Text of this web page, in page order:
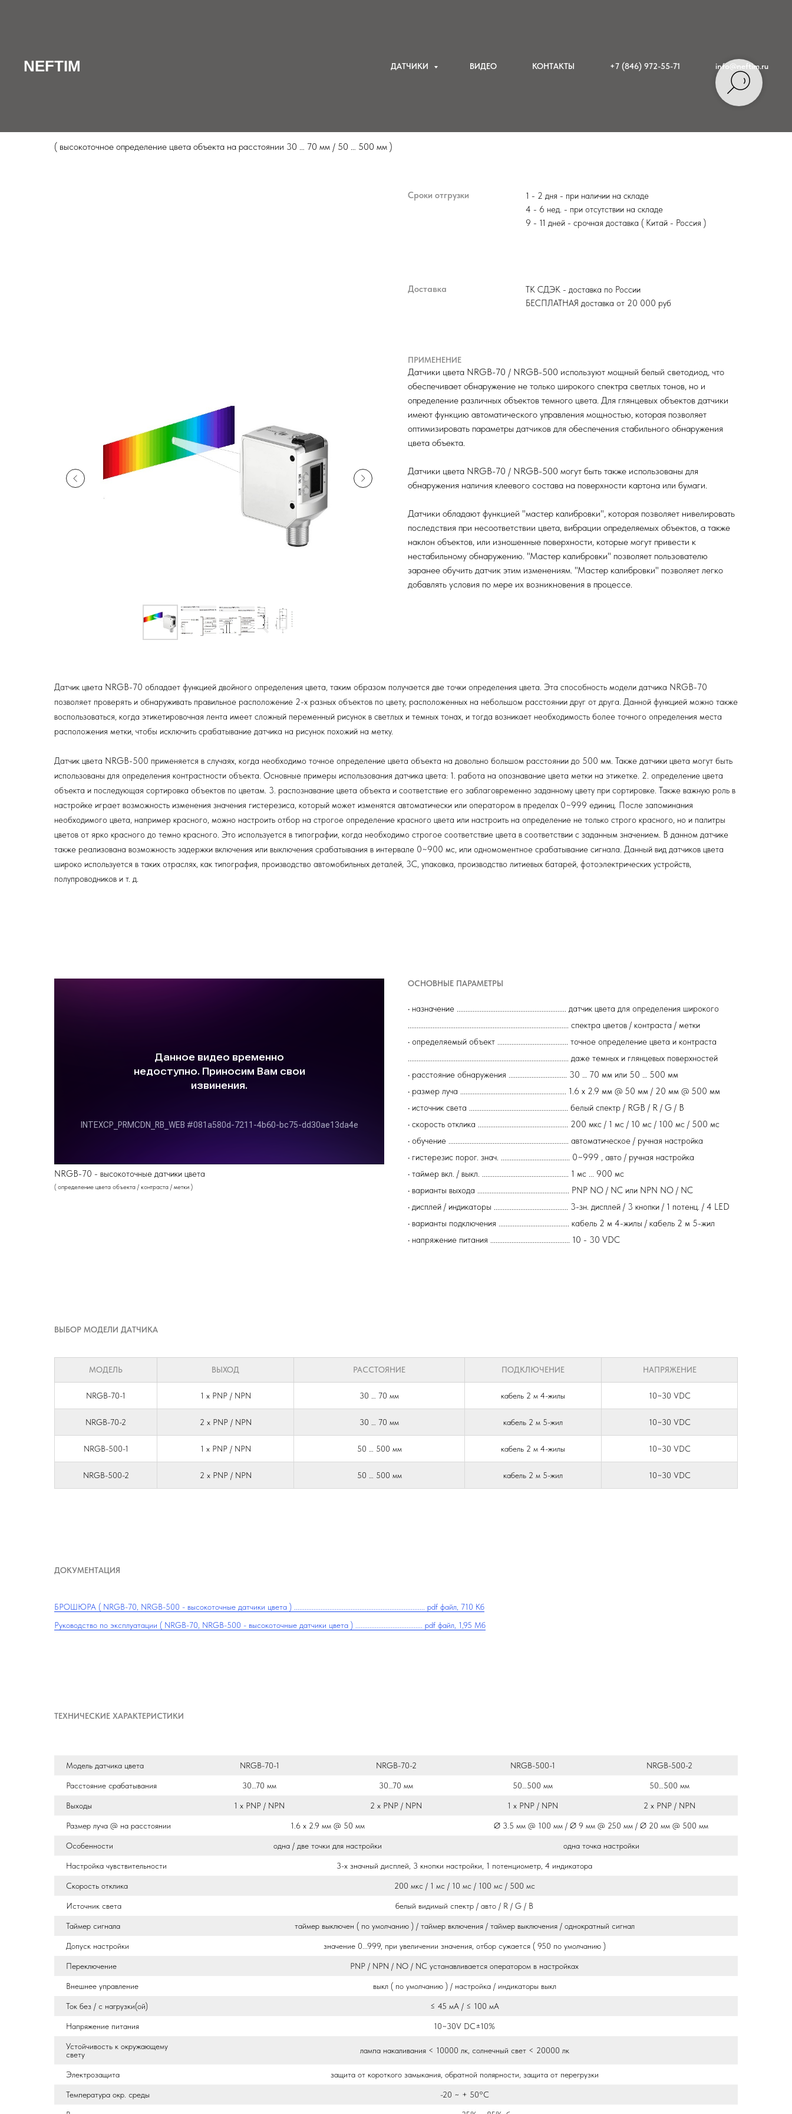
NEFTIM ДАТЧИКИ ВИДЕО КОНТАКТЫ +7 (846) 972-55-71 info@neftim.ru
( высокоточное определение цвета объекта на расстоянии 30 … 70 мм / 50 … 500 мм )
Сроки отгрузки
1 - 2 дня - при наличии на складе
4 - 6 нед. - при отсутствии на складе
9 - 11 дней - срочная доставка ( Китай - Россия )
Доставка
ТК СДЭК - доставка по России
БЕСПЛАТНАЯ доставка от 20 000 руб
ПРИМЕНЕНИЕ
Датчики цвета NRGB-70 / NRGB-500 используют мощный белый светодиод, что
обеспечивает обнаружение не только широкого спектра светлых тонов, но и
определение различных объектов темного цвета. Для глянцевых объектов датчики
имеют функцию автоматического управления мощностью, которая позволяет
оптимизировать параметры датчиков для обеспечения стабильного обнаружения
цвета объекта.
Датчики цвета NRGB-70 / NRGB-500 могут быть также использованы для
обнаружения наличия клеевого состава на поверхности картона или бумаги.
Датчики обладают функцией "мастер калибровки", которая позволяет нивелировать
последствия при несоответствии цвета, вибрации определяемых объектов, а также
наклон объектов, или изношенные поверхности, которые могут привести к
нестабильному обнаружению. "Мастер калибровки" позволяет пользователю
заранее обучить датчик этим изменениям. "Мастер калибровки" позволяет легко
добавлять условия по мере их возникновения в процессе. ​
Датчик цвета NRGB-70 обладает функцией двойного определения цвета, таким образом получается две точки определения цвета. Эта способность модели датчика NRGB-70
позволяет проверять и обнаруживать правильное расположение 2-х разных объектов по цвету, расположенных на небольшом расстоянии друг от друга. Данной функцией можно также
воспользоваться, когда этикетировочная лента имеет сложный переменный рисунок в светлых и темных тонах, и тогда возникает необходимость более точного определения места
расположения метки, чтобы исключить срабатывание датчика на рисунок похожий на метку.
Датчик цвета NRGB-500 применяется в случаях, когда необходимо точное определение цвета объекта на довольно большом расстоянии до 500 мм. Также датчики цвета могут быть
использованы для определения контрастности объекта. Основные примеры использования датчика цвета: 1. работа на опознавание цвета метки на этикетке. 2. определение цвета
объекта и последующая сортировка объектов по цветам. 3. распознавание цвета объекта и соответствие его заблаговременно заданному цвету при сортировке. Также важную роль в
настройке играет возможность изменения значения гистерезиса, который может изменятся автоматически или оператором в пределах 0~999 единиц. После запоминания
необходимого цвета, например красного, можно настроить отбор на строгое определение красного цвета или настроить на определение не только строго красного, но и палитры
цветов от ярко красного до темно красного. Это используется в типографии, когда необходимо строгое соответствие цвета в соответствии с заданным значением. В данном датчике
также реализована возможность задержки включения или выключения срабатывания в интервале 0~900 мс, или одномоментное срабатывание сигнала. Данный вид датчиков цвета
широко используется в таких отраслях, как типография, производство автомобильных деталей, 3C, упаковка, производство литиевых батарей, фотоэлектрических устройств,
полупроводников и т. д.
NRGB-70 - высокоточные датчики цвета
( определение цвета объекта / контраста / метки )
ОСНОВНЫЕ ПАРАМЕТРЫ
• назначение .............................................................. датчик цвета для определения широкого
........................................................................................... спектра цветов / контраста / метки
• определяемый объект ........................................ точное определение цвета и контраста
........................................................................................... даже темных и глянцевых поверхностей
• расстояние обнаружения ................................. 30 … 70 мм или 50 … 500 мм
• размер луча ............................................................ 1.6 х 2.9 мм @ 50 мм / 20 мм @ 500 мм
• источник света ........................................................ белый спектр / RGB / R / G / B
• скорость отклика ................................................... 200 мкс / 1 мс / 10 мс / 100 мс / 500 мс
• обучение .................................................................... автоматическое / ручная настройка
• гистерезис порог. знач. ....................................... 0~999 , авто / ручная настройка
• таймер вкл. / выкл. ................................................. 1 мс ... 900 мс
• варианты выхода .................................................... PNP NO / NC или NPN NO / NC
• дисплей / индикаторы .......................................... 3-зн. дисплей / 3 кнопки / 1 потенц. / 4 LED
• варианты подключения ........................................ кабель 2 м 4-жилы / кабель 2 м 5-жил
• напряжение питания ............................................. 10 - 30 VDC
ВЫБОР МОДЕЛИ ДАТЧИКА
МОДЕЛЬ ВЫХОД РАССТОЯНИЕ ПОДКЛЮЧЕНИЕ НАПРЯЖЕНИЕ
NRGB-70-1 1 х PNP / NPN 30 … 70 мм кабель 2 м 4-жилы 10~30 VDC
NRGB-70-2 2 х PNP / NPN 30 … 70 мм кабель 2 м 5-жил 10~30 VDC
NRGB-500-1 1 х PNP / NPN 50 … 500 мм кабель 2 м 4-жилы 10~30 VDC
NRGB-500-2 2 х PNP / NPN 50 … 500 мм кабель 2 м 5-жил 10~30 VDC
ДОКУМЕНТАЦИЯ
БРОШЮРА ( NRGB-70, NRGB-500 - высокоточные датчики цвета ) .......................................................................... pdf файл, 710 Кб
Руководство по эксплуатации ( NRGB-70, NRGB-500 - высокоточные датчики цвета ) ...................................... pdf файл, 1,95 Мб
ТЕХНИЧЕСКИЕ ХАРАКТЕРИСТИКИ
Модель датчика цвета NRGB-70-1 NRGB-70-2 NRGB-500-1 NRGB-500-2
Расстояние срабатывания 30…70 мм 30…70 мм 50…500 мм 50…500 мм
Выходы 1 х PNP / NPN 2 х PNP / NPN 1 х PNP / NPN 2 х PNP / NPN
Размер луча @ на расстоянии 1.6 х 2.9 мм @ 50 мм Ø 3.5 мм @ 100 мм / Ø 9 мм @ 250 мм / Ø 20 мм @ 500 мм
Особенности одна / две точки для настройки одна точка настройки
Настройка чувствительности 3-х значный дисплей, 3 кнопки настройки, 1 потенциометр, 4 индикатора
Скорость отклика 200 мкс / 1 мс / 10 мс / 100 мс / 500 мс
Источник света белый видимый спектр / авто / R / G / B
Таймер сигнала таймер выключен ( по умолчанию ) / таймер включения / таймер выключения / однократный сигнал
Допуск настройки значение 0...999, при увеличении значения, отбор сужается ( 950 по умолчанию )
Переключение PNP / NPN / NO / NC устанавливается оператором в настройках
Внешнее управление выкл ( по умолчанию ) / настройка / индикаторы выкл
Ток без / с нагрузки(ой) ≤ 45 мА / ≤ 100 мА
Напряжение питания 10~30V DC±10%
Устойчивость к окружающему
свету
лампа накаливания < 10000 лк, солнечный свет < 20000 лк
Электрозащита защита от короткого замыкания, обратной полярности, защита от перегрузки
Температура окр. среды -20 ~ + 50°С